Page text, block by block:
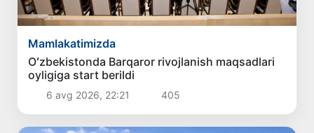
Mamlakatimizda
Oʻzbekistonda Barqaror rivojlanish maqsadlari
oyligiga start berildi
6 avg 2026, 22:21 405